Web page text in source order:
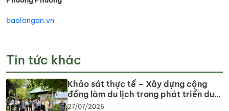
baolongan.vn
Tin tức khác
Khảo sát thực tế – Xây dựng cộng
đồng làm du lịch trong phát triển du
lịch cộng đồng tại tỉnh Tây Ninh
27/07/2026